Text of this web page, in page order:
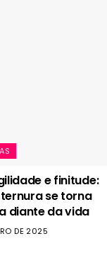
e finitude:
se torna
diante da vida
DE 2025